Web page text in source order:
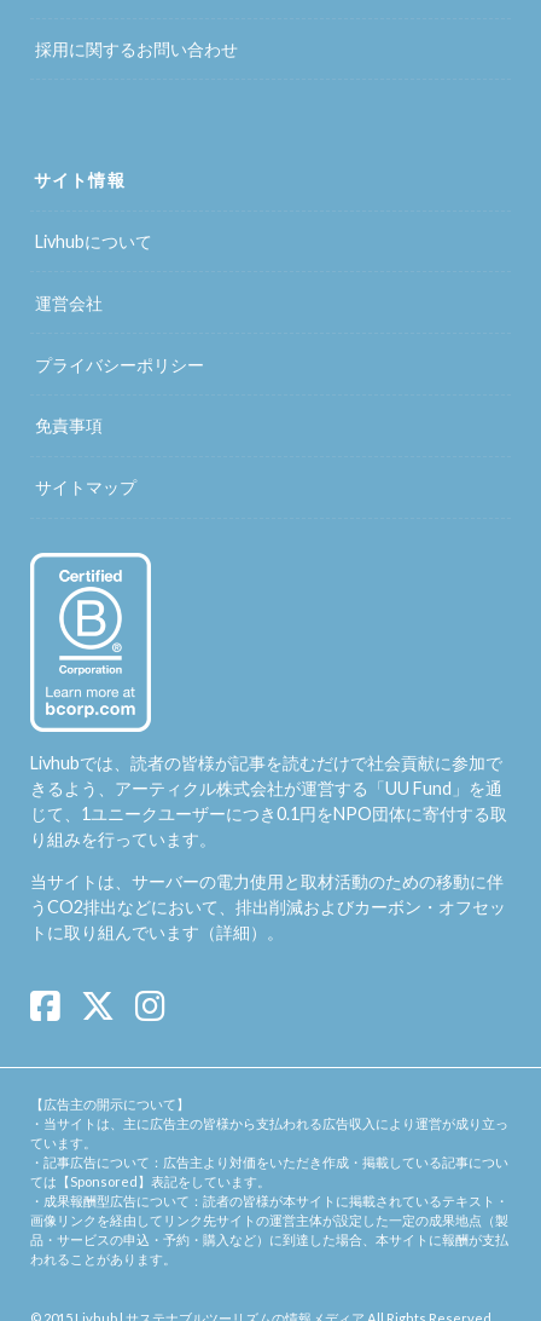
採用に関するお問い合わせ
サイト情報
Livhubについて
運営会社
プライバシーポリシー
免責事項
サイトマップ
Livhubでは、読者の皆様が記事を読むだけで社会貢献に参加で
きるよう、アーティクル株式会社が運営する「UU Fund 」を通
じて、1ユニークユーザーにつき0.1円をNPO団体に寄付する取
り組みを行っています。
当サイトは、サーバーの電力使用と取材活動のための移動に伴
うCO2排出などにおいて、排出削減およびカーボン・オフセッ
トに取り組んでいます（詳細）。
【広告主の開示について】
・当サイトは、主に広告主の皆様から支払われる広告収入により運営が成り立っ
ています。
・記事広告について：広告主より対価をいただき作成・掲載している記事につい
ては【Sponsored】表記をしています。
・成果報酬型広告について：読者の皆様が本サイトに掲載されているテキスト・
画像リンクを経由してリンク先サイトの運営主体が設定した一定の成果地点（製
品・サービスの申込・予約・購入など）に到達した場合、本サイトに報酬が支払
われることがあります。